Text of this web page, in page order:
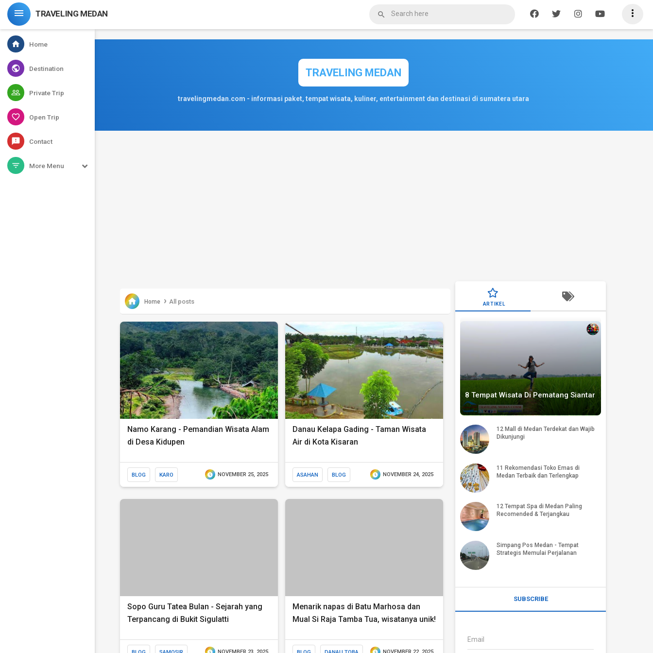
 TRAVELING MEDAN 

home Home
public Destination
people_outline Private Trip
favorite_border Open Trip
feedback Contact
filter_list More Menu
TRAVELING MEDAN
travelingmedan.com - informasi paket, tempat wisata, kuliner, entertainment dan destinasi di sumatera utara
 Home › All posts
Namo Karang - Pemandian Wisata Alam
di Desa Kidupen
BLOG KARO NOVEMBER 25, 2025
Danau Kelapa Gading - Taman Wisata
Air di Kota Kisaran
ASAHAN BLOG NOVEMBER 24, 2025
Sopo Guru Tatea Bulan - Sejarah yang
Terpancang di Bukit Sigulatti
Menarik napas di Batu Marhosa dan
Mual Si Raja Tamba Tua, wisatanya unik!
ARTIKEL
8 Tempat Wisata Di Pematang Siantar
12 Mall di Medan Terdekat dan Wajib
Dikunjungi
11 Rekomendasi Toko Emas di
Medan Terbaik dan Terlengkap
12 Tempat Spa di Medan Paling
Recomended & Terjangkau
Simpang Pos Medan - Tempat
Strategis Memulai Perjalanan
SUBSCRIBE
Email